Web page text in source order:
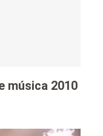
música 2010